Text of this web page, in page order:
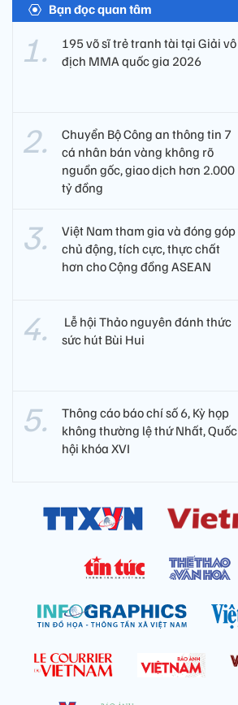
Bạn đọc quan tâm
195 võ sĩ trẻ tranh tài tại Giải vô
địch MMA quốc gia 2026
Chuyển Bộ Công an thông tin 7
cá nhân bán vàng không rõ
nguồn gốc, giao dịch hơn 2.000
tỷ đồng
Việt Nam tham gia và đóng góp
chủ động, tích cực, thực chất
hơn cho Cộng đồng ASEAN
​ Lễ hội Thảo nguyên đánh thức
sức hút Bùi Hui
Thông cáo báo chí số 6, Kỳ họp
không thường lệ thứ Nhất, Quốc
hội khóa XVI